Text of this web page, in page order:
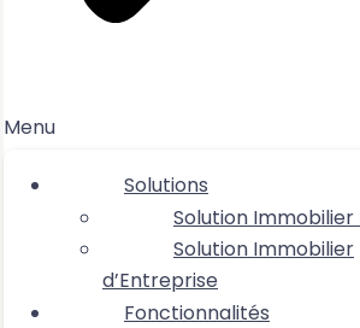
Menu
Solutions
Solution Immobilier
Solution Immobilier
d’Entreprise
Fonctionnalités